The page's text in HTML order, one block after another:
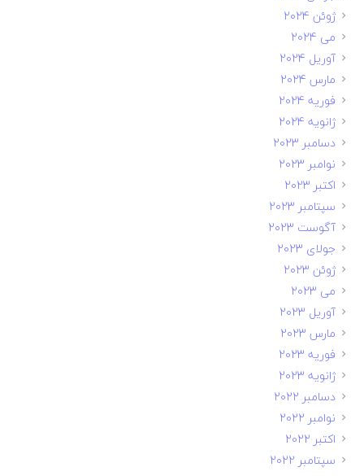
ژوئن 2024
می 2024
آوریل 2024
مارس 2024
فوریه 2024
ژانویه 2024
دسامبر 2023
نوامبر 2023
اکتبر 2023
سپتامبر 2023
آگوست 2023
جولای 2023
ژوئن 2023
می 2023
آوریل 2023
مارس 2023
فوریه 2023
ژانویه 2023
دسامبر 2022
نوامبر 2022
اکتبر 2022
سپتامبر 2022